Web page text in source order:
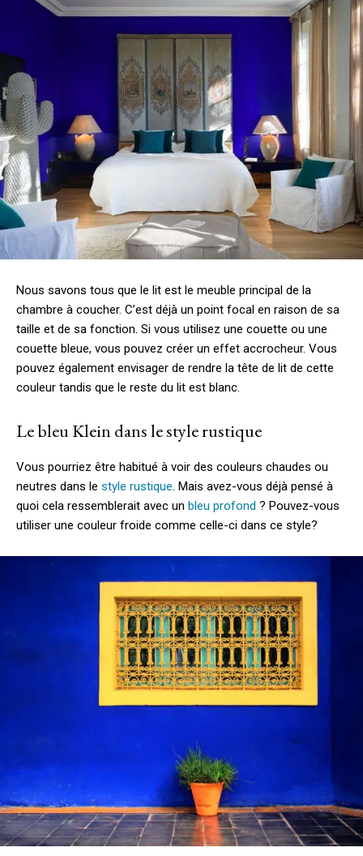
Nous savons tous que le lit est le meuble principal de la
chambre à coucher. C’est déjà un point focal en raison de sa
taille et de sa fonction. Si vous utilisez une couette ou une
couette bleue, vous pouvez créer un effet accrocheur. Vous
pouvez également envisager de rendre la tête de lit de cette
couleur tandis que le reste du lit est blanc.
Le bleu Klein dans le style rustique
Vous pourriez être habitué à voir des couleurs chaudes ou
neutres dans le style rustique. Mais avez-vous déjà pensé à
quoi cela ressemblerait avec un bleu profond ? Pouvez-vous
utiliser une couleur froide comme celle-ci dans ce style?